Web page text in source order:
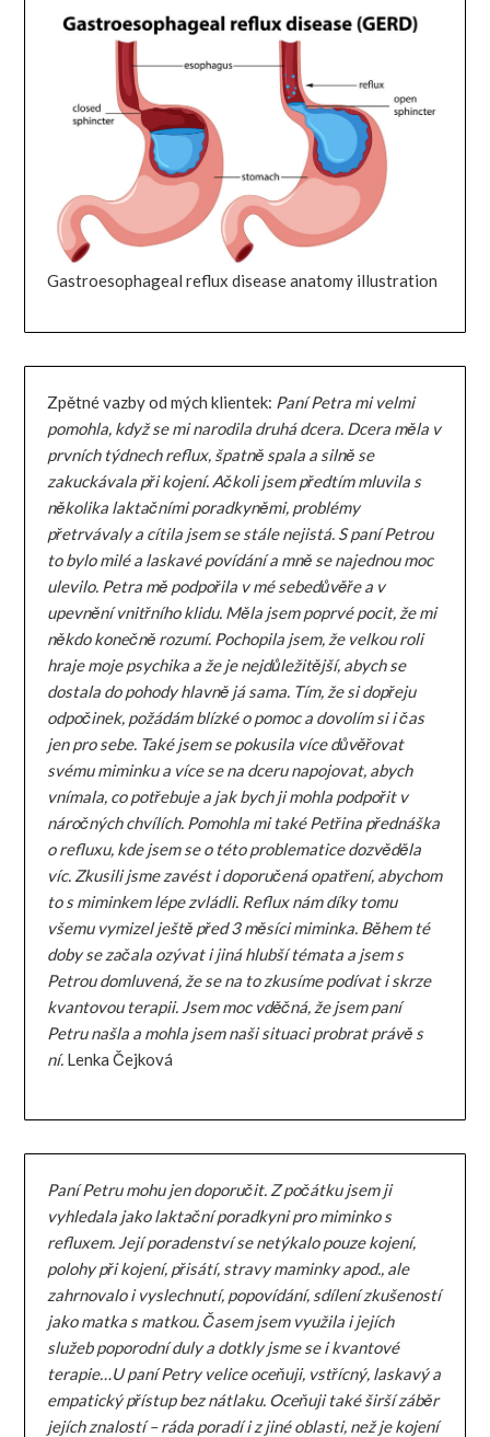
Gastroesophageal reflux disease anatomy illustration
Zpětné vazby od mých klientek: Paní Petra mi velmi
pomohla, když se mi narodila druhá dcera. Dcera měla v
prvních týdnech reflux, špatně spala a silně se
zakuckávala při kojení. Ačkoli jsem předtím mluvila s
několika laktačními poradkyněmi, problémy
přetrvávaly a cítila jsem se stále nejistá. S paní Petrou
to bylo milé a laskavé povídání a mně se najednou moc
ulevilo. Petra mě podpořila v mé sebedůvěře a v
upevnění vnitřního klidu. Měla jsem poprvé pocit, že mi
někdo konečně rozumí. Pochopila jsem, že velkou roli
hraje moje psychika a že je nejdůležitější, abych se
dostala do pohody hlavně já sama. Tím, že si dopřeju
odpočinek, požádám blízké o pomoc a dovolím si i čas
jen pro sebe. Také jsem se pokusila více důvěřovat
svému miminku a více se na dceru napojovat, abych
vnímala, co potřebuje a jak bych ji mohla podpořit v
náročných chvílích. Pomohla mi také Petřina přednáška
o refluxu, kde jsem se o této problematice dozvěděla
víc. Zkusili jsme zavést i doporučená opatření, abychom
to s miminkem lépe zvládli. Reflux nám díky tomu
všemu vymizel ještě před 3 měsíci miminka. Během té
doby se začala ozývat i jiná hlubší témata a jsem s
Petrou domluvená, že se na to zkusíme podívat i skrze
kvantovou terapii. Jsem moc vděčná, že jsem paní
Petru našla a mohla jsem naši situaci probrat právě s
ní. Lenka Čejková
Paní Petru mohu jen doporučit. Z počátku jsem ji
vyhledala jako laktační poradkyni pro miminko s
refluxem. Její poradenství se netýkalo pouze kojení,
polohy při kojení, přisátí, stravy maminky apod., ale
zahrnovalo i vyslechnutí, popovídání, sdílení zkušeností
jako matka s matkou. Časem jsem využila i jejích
služeb poporodní duly a dotkly jsme se i kvantové
terapie…U paní Petry velice oceňuji, vstřícný, laskavý a
empatický přístup bez nátlaku. Oceňuji také širší záběr
jejích znalostí – ráda poradí i z jiné oblasti, než je kojení